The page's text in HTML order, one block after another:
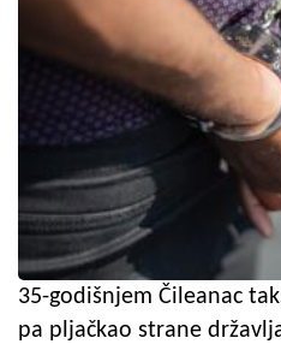
35-godišnjem Čileanac
pa pljačkao strane